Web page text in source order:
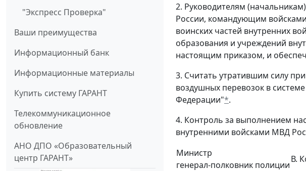
"Экспресс Проверка"
Ваши преимущества
Информационный банк
Информационные материалы
Купить систему ГАРАНТ
Телекоммуникационное
обновление
АНО ДПО «Образовательный
центр ГАРАНТ»
2. Руководителям
России, командующим
воинских частей внутренних
образования и учреждений
настоящим приказом, и
3. Считать утратившим силу
воздушных перевозок в
Федерации"*.
4. Контроль за выполнением
внутренними войсками МВД
Министр
генерал-полковник полиции
В.